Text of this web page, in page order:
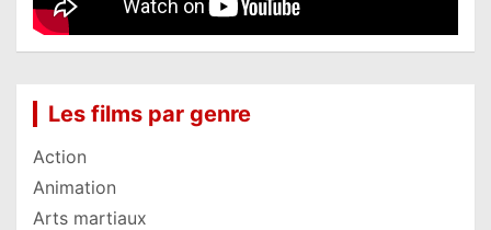
Les films par genre
Action
Animation
Arts martiaux